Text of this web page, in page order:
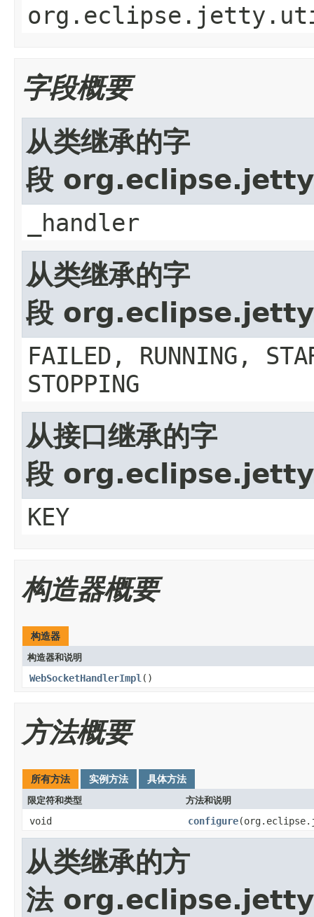
字段概要
从类继承的字
段
_handler
从类继承的字
段
FAILED, RUNNING,
STOPPING
从接口继承的字
段
KEY
构造器概要
构造器
构造器和说明
WebSocketHandlerImpl ()
方法概要
所有方法 实例方法 具体方法
限定符和类型 方法和说明
void configure
从类继承的方
法